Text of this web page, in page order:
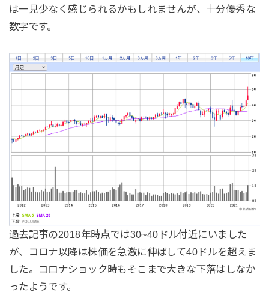
は一見少なく感じられるかもしれませんが、十分優秀な
数字です。
過去記事の2018年時点では30~40ドル付近にいました
が、コロナ以降は株価を急激に伸ばして40ドルを超えま
した。コロナショック時もそこまで大きな下落はしなか
ったようです。